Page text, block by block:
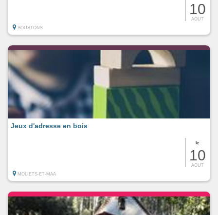
10
AOUT
SOUSTONS
le
10
AOUT
Jeux d'adresse en bois
MOLIETS-ET-MAA